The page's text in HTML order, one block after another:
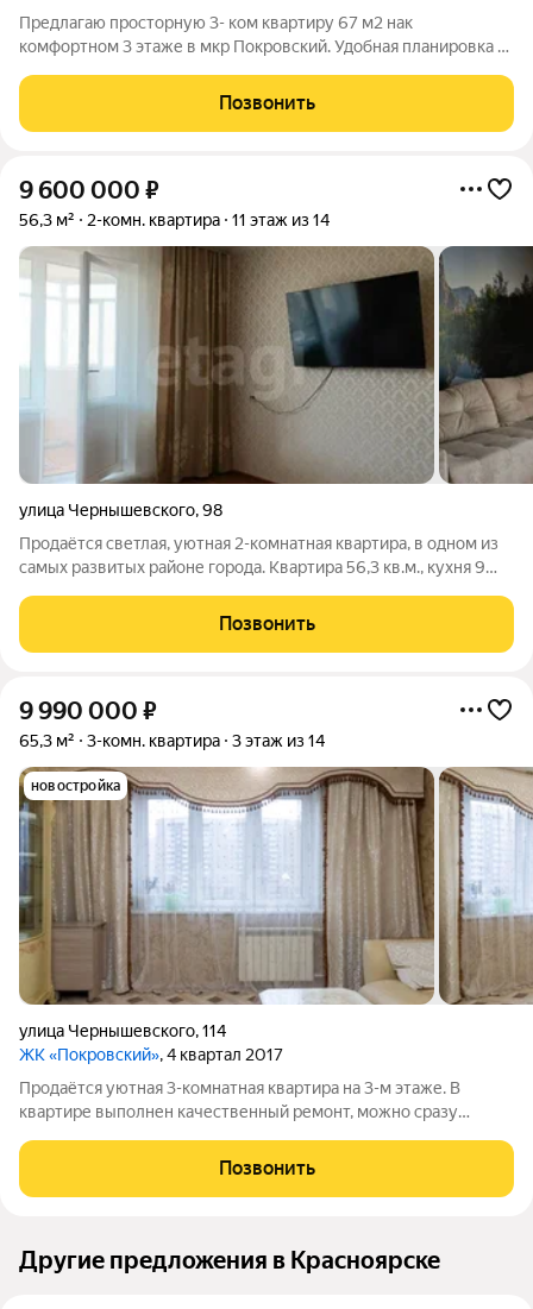
Предлагаю просторную 3- ком квартиру 67 м2 нак
комфортном 3 этаже в мкр Покровский. Удобная планировка с
выходят на две стороны, обеспечивая отличное
проветривание, много света и приятный вид.
Позвонить
9 600 000 ₽
56,3 м² 2-комн. квартира 11 этаж из 14
улица Чернышевского,98
Продaётcя светлая, уютнaя 2-комнатная квартиpа, в одном из
самых развитых pайоне города. Kвapтирa 56,3 кв.м., куxня 9
лоджия, где вы можете наслаждаться утренним кофе или
любоваться закатами
Позвонить
9 990 000 ₽
65,3 м² 3-комн. квартира 3 этаж из 14
новостройка
улица Чернышевского,114
ЖК «Покровский», 4 квартал 2017
Продаётся уютная 3-комнатная квартира на 3-м этаже. В
квартире выполнен качественный ремонт, можно сразу
продумана для комфортного проживания. Дом расположен на
второй линии, так что в квартире
Позвонить
Другие предложения в Красноярске